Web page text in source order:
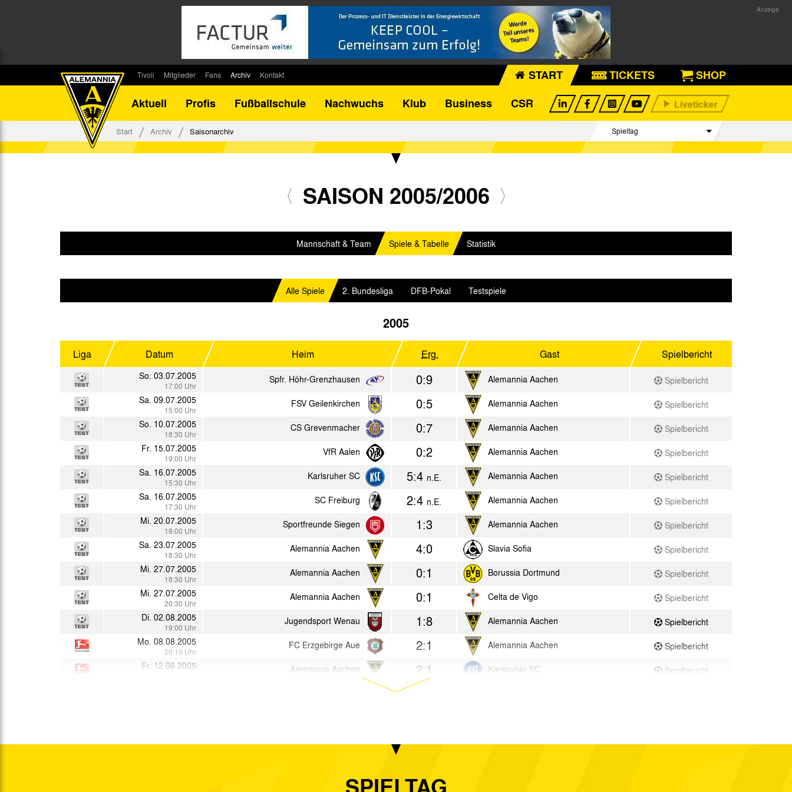
Tivoli
Stadionsprecher
Stadiongaststätte Klömpchensklub
Mitglieder
Kontakt
Fans
Fanbeirat
Fan-Klubs
Archiv
Bilanz DFB-Pokal
Kontakt START TICKETS
SHOP
Aktuell
Profis Fußballschule Nachwuchs Klub Business CSR
Start Archiv Saisonarchiv
Spieltag
Begegnungen
SAISON 2005/2006
Mannschaft & Team Spiele & Tabelle Statistik
Alle Spiele 2. Bundesliga DFB-Pokal Testspiele
2005
Liga Datum Heim Erg. Gast Spielbericht
So. 03.07.2005
17:00 Uhr
Spfr. Höhr-Grenzhausen 0:9 Alemannia Aachen
Spielbericht
Sa. 09.07.2005
15:00 Uhr
FSV Geilenkirchen 0:5 Alemannia Aachen
Spielbericht
So. 10.07.2005
18:30 Uhr
CS Grevenmacher 0:7 Alemannia Aachen
Spielbericht
Fr. 15.07.2005
19:00 Uhr
VfR Aalen 0:2 Alemannia Aachen
Spielbericht
Sa. 16.07.2005
15:30 Uhr
Karlsruher SC 5:4 n.E. Alemannia Aachen
Spielbericht
Sa. 16.07.2005
17:30 Uhr
SC Freiburg 2:4 n.E. Alemannia Aachen
Spielbericht
Mi. 20.07.2005
19:00 Uhr
Sportfreunde Siegen 1:3 Alemannia Aachen
Spielbericht
Sa. 23.07.2005
18:30 Uhr
Alemannia Aachen 4:0 Slavia Sofia
Spielbericht
Mi. 27.07.2005
18:30 Uhr
Alemannia Aachen 0:1 Borussia Dortmund
Spielbericht
Mi. 27.07.2005
20:30 Uhr
Alemannia Aachen 0:1 Celta de Vigo
Spielbericht
Di. 02.08.2005
19:00 Uhr
Jugendsport Wenau 1:8 Alemannia Aachen
Spielbericht
Mo. 08.08.2005
20:15 Uhr
FC Erzgebirge Aue 2:1 Alemannia Aachen
Spielbericht
Fr. 12.08.2005
Alemannia Aachen 2:1 Karlsruher SC
Spielbericht
1:3
SpVgg Unterhaching 1:2 Alemannia Aachen
Spielbericht